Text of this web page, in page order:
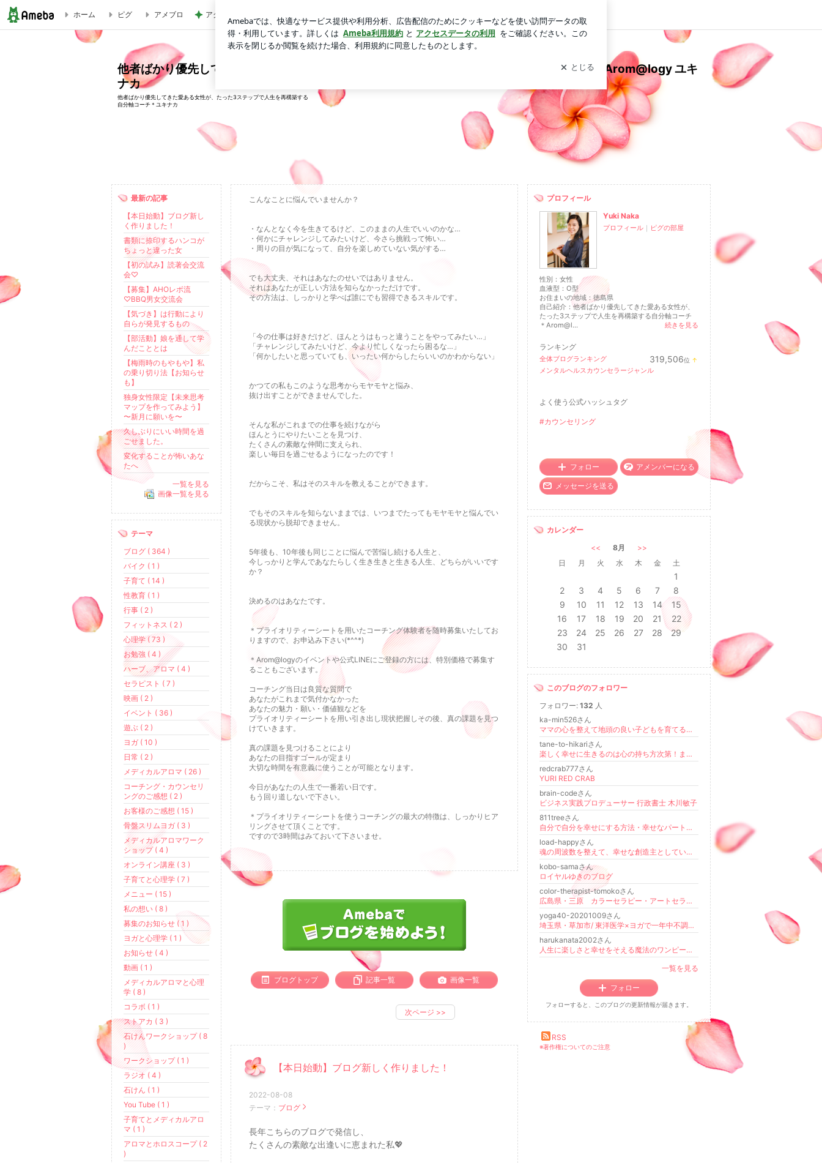
他者ばかり優先してきた愛ある女性が、たった3ステップで人生を再構築する 自分軸コーチ＊Arom@logy ユキナカ
ホーム ピグ アメブロ アグネス 孫の歌と誕生日ケーキ ログイン
他者ばかり優先してきた愛ある女性が、たった3ステップで人生を再構築する 自分軸コーチ＊Arom@logy ユキ
ナカ
他者ばかり優先してきた愛ある女性が、たった3ステップで人生を再構築する
自分軸コーチ＊ユキナカ
こんなことに悩んでいませんか？
・なんとなく今を生きてるけど、このままの人生でいいのかな…
・何かにチャレンジしてみたいけど、今さら挑戦って怖い…
・周りの目が気になって、自分を楽しめていない気がする…
でも大丈夫、それはあなたのせいではありません。
それはあなたが正しい方法を知らなかっただけです。
その方法は、しっかりと学べば誰にでも習得できるスキルです。
「今の仕事は好きだけど、ほんとうはもっと違うことをやってみたい…」
「チャレンジしてみたいけど、今より忙しくなったら困るな…」
「何かしたいと思っていても、いったい何からしたらいいのかわからない」
かつての私もこのような思考からモヤモヤと悩み、
抜け出すことができませんでした。
そんな私がこれまでの仕事を続けながら
ほんとうにやりたいことを見つけ、
たくさんの素敵な仲間に支えられ、
楽しい毎日を過ごせるようになったのです！
だからこそ、私はそのスキルを教えることができます。
でもそのスキルを知らないままでは、いつまでたってもモヤモヤと悩んでい
る現状から脱却できません。
5年後も、10年後も同じことに悩んで苦悩し続ける人生と、
今しっかりと学んであなたらしく生き生きと生きる人生、どちらがいいです
か？
決めるのはあなたです。
＊プライオリティーシートを用いたコーチング体験者を随時募集いたしてお
りますので、お申込み下さい(*^^*)
＊Arom@logyのイベントや公式LINEにご登録の方には、特別価格で募集す
ることもございます。
コーチング当日は良質な質問で
あなたがこれまで気付かなかった
あなたの魅力・願い・価値観などを
プライオリティーシートを用い引き出し現状把握しその後、真の課題を見つ
けていきます。
真の課題を見つけることにより
あなたの目指すゴールが定まり
大切な時間を有意義に使うことが可能となります。
今日があなたの人生で一番若い日です。
もう回り道しないで下さい。
＊プライオリティーシートを使うコーチングの最大の特徴は、しっかりヒア
リングさせて頂くことです。
ですので3時間はみておいて下さいませ。
ブログトップ 記事一覧 画像一覧
次ページ >>
【本日始動】ブログ新しく作りました！
2022-08-08
テーマ： ブログ
長年こちらのブログで発信し、
たくさんの素敵な出逢いに恵まれた私💖
プロフィール
Yuki Naka
プロフィール ｜ ピグの部屋
性別： 女性
血液型： O型
お住まいの地域： 徳島県
自己紹介：他者ばかり優先してきた愛ある女性が、
たった3ステップで人生を再構築する自分軸コーチ
＊Arom@l...
続きを見る
ランキング
全体ブログランキング 319,506位 ↑
メンタルヘルスカウンセラージャンル
よく使う公式ハッシュタグ
#カウンセリング
フォロー アメンバーになる
メッセージを送る
カレンダー
<<
8月
>>
日
月 火 水 木 金 土
1
2
3 4 5 6 7
8
9
10 11 12 13 14
15
16
17 18 19 20 21
22
23
24 25 26 27 28
29
30
31
このブログのフォロワー
フォロワー: 132 人
ka-min526さん
ママの心を整えて地頭の良い子どもを育てる 心理学✖️絵本✖️英会話 後藤和美
tane-to-hikariさん
楽しく幸せに生きるのは心の持ち方次第！まっきーの気づきの日々♪
redcrab777さん
YURI RED CRAB
brain-codeさん
ビジネス実践プロデューサー 行政書士 木川敏子
811treeさん
自分で自分を幸せにする方法・幸せなパートナーシップの作り方♡ 【潜在意識】
load-happyさん
魂の周波数を整えて、幸せな創造主としていきるあなたになる！
kobo-samaさん
ロイヤルゆきのブログ
color-therapist-tomokoさん
広島県・三原 カラーセラピー・アートセラピーサロンともやん 公式ブログ 佐野知子
yoga40-20201009さん
埼玉県・草加市/ 東洋医学×ヨガで一年中不調知らずの体を作る ヨガ講師 たけいさちよ
harukanata2002さん
人生に楽しさと幸せをそえる魔法のワンピース@新潟
一覧を見る
フォロー
フォローすると、このブログの更新情報が届きます。
RSS
※著作権についてのご注意
最新の記事
【本日始動】ブログ新し
く作りました！
書類に捺印するハンコが
ちょっと違った女
【初の試み】読著会交流
会♡
【募集】AHOレボ流
♡BBQ男女交流会
【気づき】は行動により
自らが発見するもの
【部活動】娘を通して学
んだこととは
【梅雨時のもやもや】私
の乗り切り法【お知らせ
も】
独身女性限定【未来思考
マップを作ってみよう】
〜新月に願いを〜
久しぶりにいい時間を過
ごせました。
変化することが怖いあな
たへ
一覧を見る
画像一覧を見る
テーマ
ブログ ( 364 )
バイク ( 1 )
子育て ( 14 )
性教育 ( 1 )
行事 ( 2 )
フィットネス ( 2 )
心理学 ( 73 )
お勉強 ( 4 )
ハーブ、アロマ ( 4 )
セラピスト ( 7 )
映画 ( 2 )
イベント ( 36 )
遊ぶ ( 2 )
ヨガ ( 10 )
日常 ( 2 )
メディカルアロマ ( 26 )
コーチング・カウンセリ
ングのご感想 ( 2 )
お客様のご感想 ( 15 )
骨盤スリムヨガ ( 3 )
メディカルアロマワーク
ショップ ( 4 )
オンライン講座 ( 3 )
子育てと心理学 ( 7 )
メニュー ( 15 )
私の想い ( 8 )
募集のお知らせ ( 1 )
ヨガと心理学 ( 1 )
お知らせ ( 4 )
動画 ( 1 )
メディカルアロマと心理
学 ( 8 )
コラボ ( 1 )
ストアカ ( 3 )
石けんワークショップ ( 8
)
ワークショップ ( 1 )
ラジオ ( 4 )
石けん ( 1 )
You Tube ( 1 )
子育てとメディカルアロ
マ ( 1 )
アロマとホロスコープ ( 2
)